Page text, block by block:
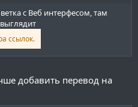
ы
й
о
о
с Веб интерфесом, там
ссылок.
добавить перевод на